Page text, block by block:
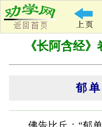
《长阿含经》
郁